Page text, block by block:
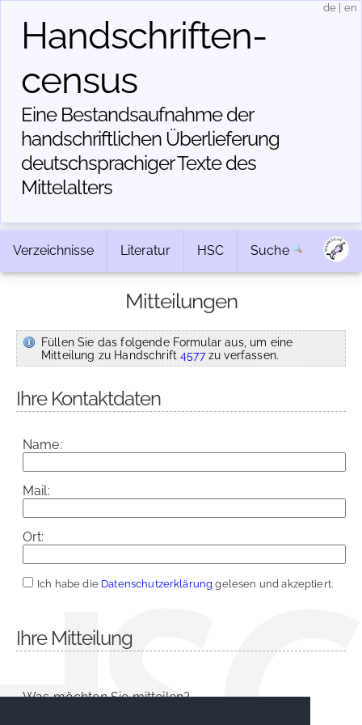
Handschriften­
census
Eine Bestandsaufnahme der
handschriftlichen Über­lieferung
deutschsprachiger Texte des
Mittelalters
de en
Verzeichnisse Literatur HSC Suche
Mitteilungen
Füllen Sie das folgende Formular aus, um eine
Mitteilung zu Handschrift4577zu verfassen.
Ihre Kontaktdaten
Name:
Mail:
Ort:
Ich habe die Datenschutzerklärung gelesen und akzeptiert.
Ihre Mitteilung
Was möchten Sie mitteilen?